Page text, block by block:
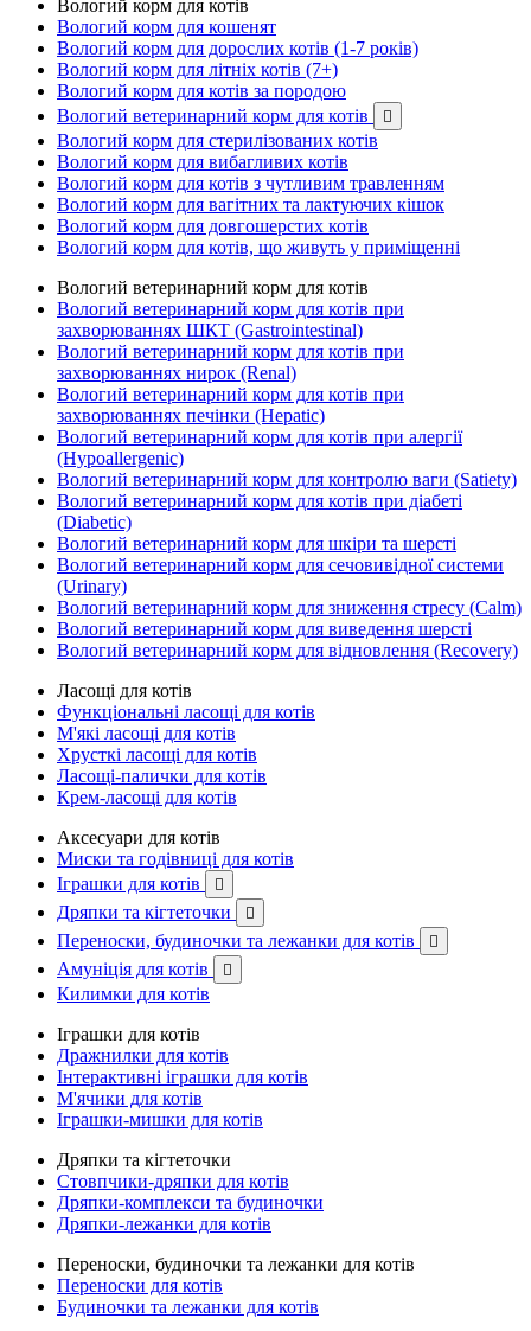
Вологий корм для котів
Вологий корм для кошенят
Вологий корм для дорослих котів (1-7 років)
Вологий корм для літніх котів (7+)
Вологий корм для котів за породою
Вологий ветеринарний корм для котів

Вологий корм для стерилізованих котів
Вологий корм для вибагливих котів
Вологий корм для котів з чутливим травленням
Вологий корм для вагітних та лактуючих кішок
Вологий корм для довгошерстих котів
Вологий корм для котів, що живуть у приміщенні
Вологий ветеринарний корм для котів
Вологий ветеринарний корм для котів при
захворюваннях ШКТ (Gastrointestinal)
Вологий ветеринарний корм для котів при
захворюваннях нирок (Renal)
Вологий ветеринарний корм для котів при
захворюваннях печінки (Hepatic)
Вологий ветеринарний корм для котів при алергії
(Hypoallergenic)
Вологий ветеринарний корм для контролю ваги (Satiety)
Вологий ветеринарний корм для котів при діабеті
(Diabetic)
Вологий ветеринарний корм для шкіри та шерсті
Вологий ветеринарний корм для сечовивідної системи
(Urinary)
Вологий ветеринарний корм для зниження стресу (Calm)
Вологий ветеринарний корм для виведення шерсті
Вологий ветеринарний корм для відновлення (Recovery)
Ласощі для котів
Функціональні ласощі для котів
М'які ласощі для котів
Хрусткі ласощі для котів
Ласощі-палички для котів
Крем-ласощі для котів
Аксесуари для котів
Миски та годівниці для котів
Іграшки для котів

Дряпки та кігтеточки 
Переноски, будиночки та лежанки для котів 
Амуніція для котів 
Килимки для котів
Іграшки для котів
Дражнилки для котів
Інтерактивні іграшки для котів
М'ячики для котів
Іграшки-мишки для котів
Дряпки та кігтеточки
Стовпчики-дряпки для котів
Дряпки-комплекси та будиночки
Дряпки-лежанки для котів
Переноски, будиночки та лежанки для котів
Переноски для котів
Будиночки та лежанки для котів